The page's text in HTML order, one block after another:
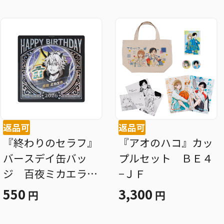
返品可
『終わりのセラフ』
バースデイ缶バッ
ジ 百夜ミカエラ
ＢＦ２
550 円
返品可
『アオのハコ』カッ
プルセット ＢＥ４
−ＪＦ
3,300 円